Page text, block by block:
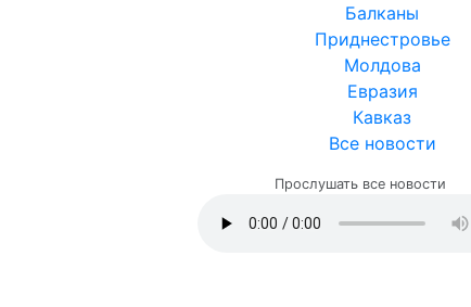
Балканы
Приднестровье
Молдова
Евразия
Кавказ
Все новости
Прослушать все новости